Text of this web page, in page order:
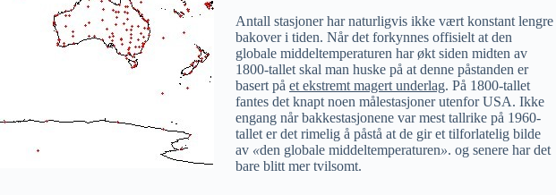
Antall stasjoner har naturligvis ikke vært konstant lengre
bakover i tiden. Når det forkynnes offisielt at den
globale middeltemperaturen har økt siden midten av
1800-tallet skal man huske på at denne påstanden er
basert på et ekstremt magert underlag. På 1800-tallet
fantes det knapt noen målestasjoner utenfor USA. Ikke
engang når bakkestasjonene var mest tallrike på 1960-
tallet er det rimelig å påstå at de gir et tilforlatelig bilde
av «den globale middeltemperaturen». og senere har det
bare blitt mer tvilsomt.